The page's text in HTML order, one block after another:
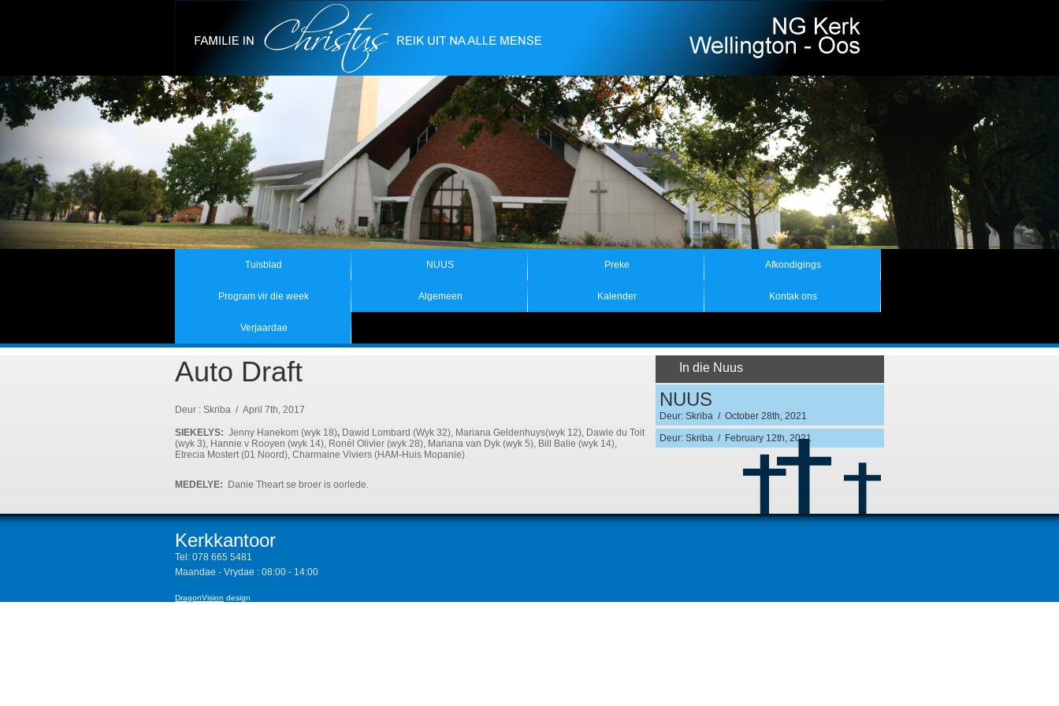
Tuisblad NUUS Preke Afkondigings
Program vir die week Algemeen Kalender Kontak ons
Verjaardae
Auto Draft
Deur : Skriba / April 7th, 2017
SIEKELYS: Jenny Hanekom (wyk 18), Dawid Lombard (Wyk 32), Mariana Geldenhuys(wyk 12), Dawie du Toit
(wyk 3), Hannie v Rooyen (wyk 14), Ronél Olivier (wyk 28), Mariana van Dyk (wyk 5), Bill Balie (wyk 14),
Etrecia Mostert (01 Noord), Charmaine Viviers (HAM-Huis Mopanie)
MEDELYE: Danie Theart se broer is oorlede.
In die Nuus
NUUS
Deur: Skriba / October 28th, 2021
Deur: Skriba / February 12th, 2021
Kerkkantoor
Tel: 078 665 5481
Maandae - Vrydae : 08:00 - 14:00
DragonVision design